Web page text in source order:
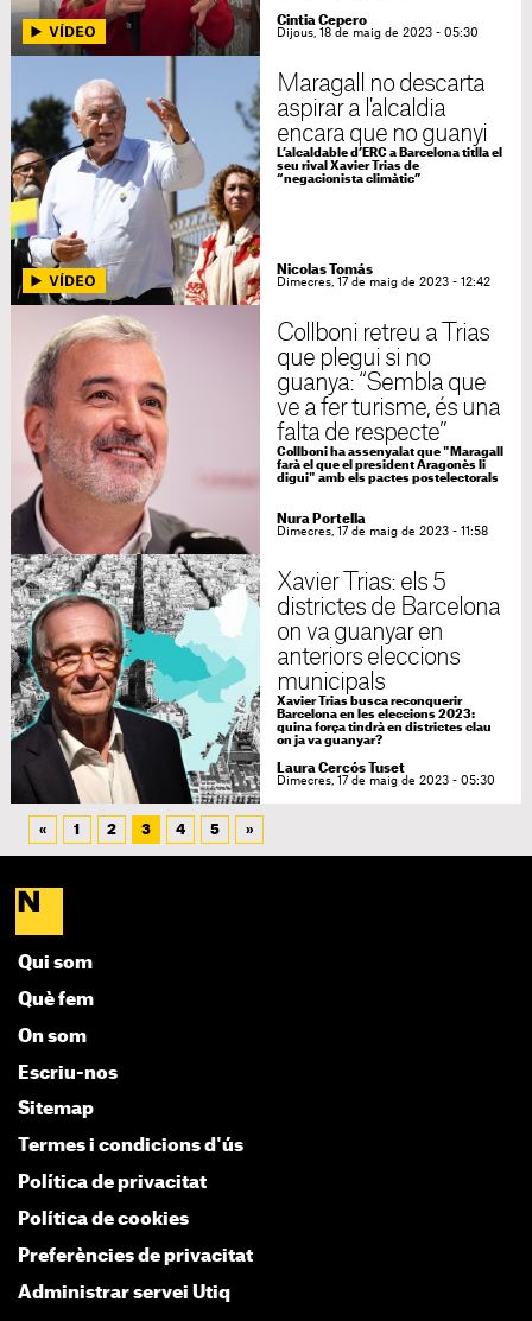
Cintia Cepero
Dijous, 18 de maig de 2023 - 05:30
Maragall no descarta
aspirar a l'alcaldia
encara que no guanyi
L’alcaldable d’ERC a Barcelona titlla el
seu rival Xavier Trias de
“negacionista climàtic”
Nicolas Tomás
Dimecres, 17 de maig de 2023 - 12:42
Collboni retreu a Trias
que plegui si no
guanya: “Sembla que
ve a fer turisme, és una
falta de respecte”
Collboni ha assenyalat que "Maragall
farà el que el president Aragonès li
digui" amb els pactes postelectorals
Nura Portella
Dimecres, 17 de maig de 2023 - 11:58
Xavier Trias: els 5
districtes de Barcelona
on va guanyar en
anteriors eleccions
municipals
Xavier Trias busca reconquerir
Barcelona en les eleccions 2023:
quina força tindrà en districtes clau
on ja va guanyar?
Laura Cercós Tuset
Dimecres, 17 de maig de 2023 - 05:30
« 1 2 3 4 5 »
Qui som
Què fem
On som
Escriu-nos
Sitemap
Termes i condicions d'ús
Política de privacitat
Política de cookies
Preferències de privacitat
Administrar servei Utiq